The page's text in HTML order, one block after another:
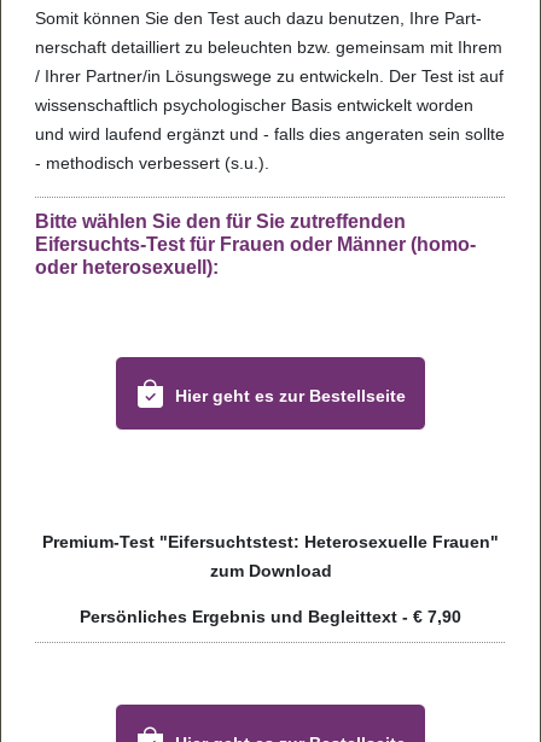
Somit kön­nen Sie den Test auch dazu benut­zen, Ihre Part­
ner­schaft detail­liert zu beleuch­ten bzw. gemein­sam mit Ihrem
/ Ihrer Part­ner/in Lösungs­wege zu ent­wi­ckeln. Der Test ist auf
wis­sen­schaft­lich psy­cho­lo­gi­scher Basis ent­wi­ckelt wor­den
und wird lau­fend ergänzt und - falls dies ange­ra­ten sein sollte
- metho­disch ver­bes­sert (s.u.).
Bitte wählen Sie den für Sie zutreffenden
Eifersuchts-Test für Frauen oder Männer (homo-
oder heterosexuell):
Hier geht es zur Bestell­seite
Pre­mium-Test "Eifer­suchts­test: Hete­ro­se­xu­elle Frauen"
zum Dow­n­load
Per­sön­li­ches Ergeb­nis und Begleit­text - € 7,90